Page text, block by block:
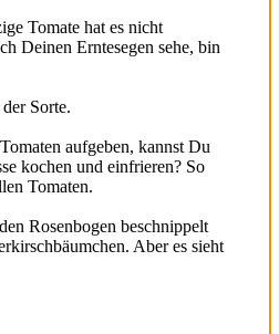
Tomate hat es nicht
Deinen Erntesegen sehe, bin
Sorte.
aufgeben, kannst Du
kochen und einfrieren? So
Tomaten.
Rosenbogen beschnippelt
Aber es sieht